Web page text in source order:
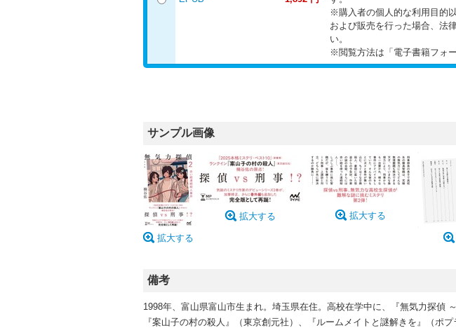
※購入者の個人的な利用目的
および販売を行った場合、法
い。
※閲覧方法は「電子書籍フォ
サンプル画像
拡大する
拡大する 拡大する
備考
1998年、富山県富山市生まれ。埼玉県在住。高校在学中に、『無気力探偵
『案山子の村の殺人』（東京創元社）、『ルームメイトと謎解きを』（ポ